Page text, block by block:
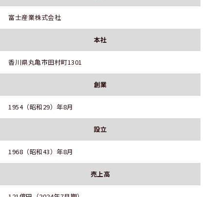
富士産業株式会社
本社
香川県丸亀市田村町1301
創業
1954（昭和29）年8月
設立
1968（昭和43）年8月
売上高